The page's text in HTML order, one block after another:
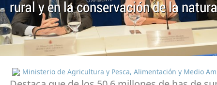
rural y en la conservación de la
Ministerio de Agricultura y Pesca, Alimentación y Medio